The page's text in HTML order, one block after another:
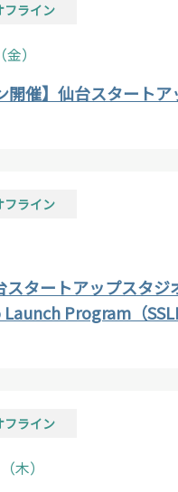
フライン
）
開催】仙台スタートア
フライン
スタートアップスタ
Program（
フライン
木）